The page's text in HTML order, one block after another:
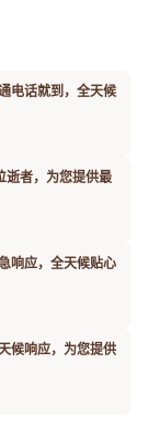
电话就到，全天候
逝者，为您提供最
响应，全天候贴心
候响应，为您提供